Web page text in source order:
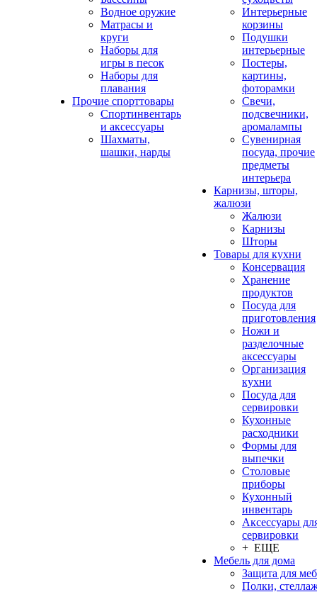
Водное оружие
Матрасы и
круги
Наборы для
игры в песок
Наборы для
плавания
Прочие спорттовары
Спортинвентарь
и аксессуары
Шахматы,
шашки, нарды
Интерьерные
корзины
Подушки
интерьерные
Постеры,
картины,
фоторамки
Свечи,
подсвечники,
аромалампы
Сувенирная
посуда, прочие
предметы
интерьера
Карнизы, шторы,
жалюзи
Жалюзи
Карнизы
Шторы
Товары для кухни
Консервация
Хранение
продуктов
Посуда для
приготовления
Ножи и
разделочные
аксессуары
Организация
кухни
Посуда для
сервировки
Кухонные
расходники
Формы для
выпечки
Столовые
приборы
Кухонный
инвентарь
Аксессуары
сервировки
+ ЕЩЕ
Мебель для дома
Защита для
Полки,